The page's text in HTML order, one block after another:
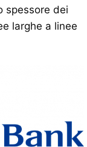
spessore dei
larghe a linee